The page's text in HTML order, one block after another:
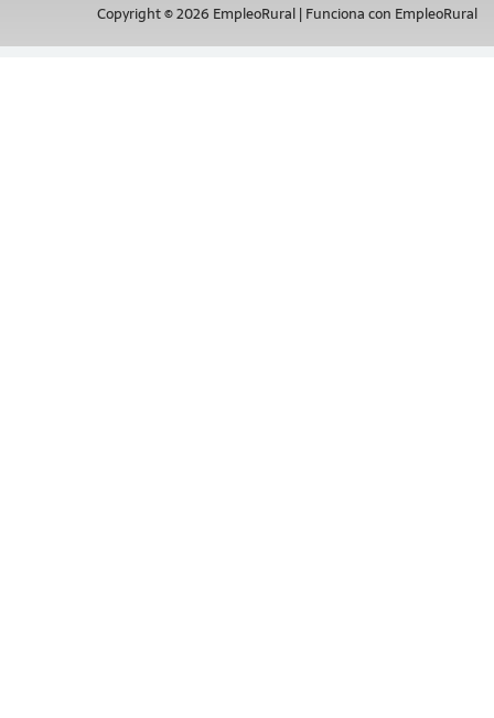
Copyright © 2026 EmpleoRural | Funciona con EmpleoRural